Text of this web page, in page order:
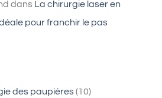
dans La chirurgie laser en
pour franchir le pas
des paupières(10)